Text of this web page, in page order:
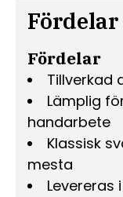
Fördelar
Tillverkad
Lämplig
handarbete
Klassisk
mesta
Levereras